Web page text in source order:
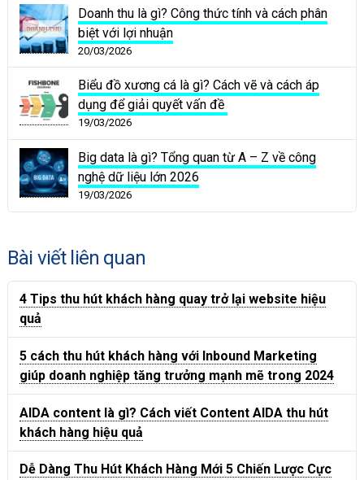
Doanh thu là gì? Công thức tính và cách phân
biệt với lợi nhuận
20/03/2026
Biểu đồ xương cá là gì? Cách vẽ và cách áp
dụng để giải quyết vấn đề
19/03/2026
Big data là gì? Tổng quan từ A – Z về công
nghệ dữ liệu lớn 2026
19/03/2026
Bài viết liên quan
4 Tips thu hút khách hàng quay trở lại website hiệu
quả
5 cách thu hút khách hàng với Inbound Marketing
giúp doanh nghiệp tăng trưởng mạnh mẽ trong 2024
AIDA content là gì? Cách viết Content AIDA thu hút
khách hàng hiệu quả
Dễ Dàng Thu Hút Khách Hàng Mới 5 Chiến Lược Cực